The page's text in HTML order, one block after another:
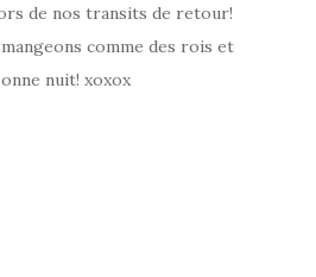
de nos transits de retour!
comme des rois et
nuit! xoxox